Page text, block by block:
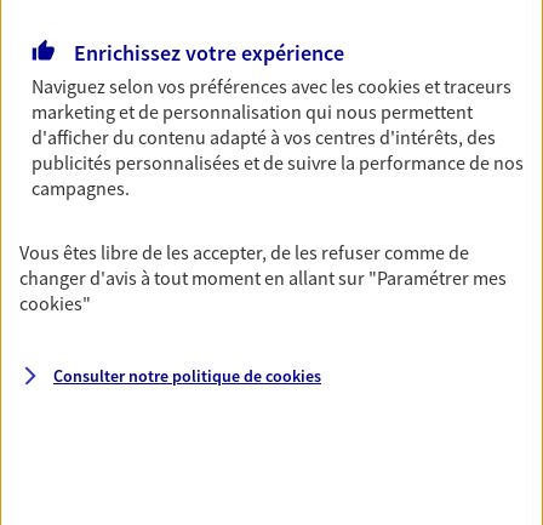
revenus.
Découvrir l'offre Garantie Accidents de la Vie
OBTENIR UN TARIF EN LIGNE
Gagnez en simplicité et en sérénité avec votre
assurance multirisque entreprise. Un contrat
unique pour protéger vos locaux, matériels pro,
Enrichissez votre expérience
Naviguez selon vos préférences avec lescookies et traceurs
marketing et de personnalisation qui nous permettent
d'afficher du contenu adapté à vos centres d'intérêts, des
publicités personnalisées et de suivre la performance de nos
campagnes.
Vous êtes libre de les accepter, de les refuser comme de
changer d'avis à tout moment en allant sur "Paramétrer mes
cookies"
Consulter notre politique decookies